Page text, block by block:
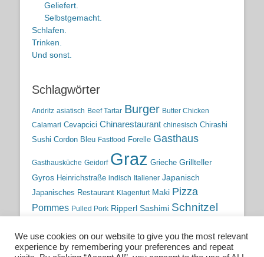
Geliefert.
Selbstgemacht.
Schlafen.
Trinken.
Und sonst.
Schlagwörter
Andritz asiatisch Beef Tartar Burger Butter Chicken
Calamari Cevapcici Chinarestaurant chinesisch Chirashi
Sushi Cordon Bleu Fastfood Forelle Gasthaus
Gasthausküche Geidorf Graz Grieche Grillteller
Gyros Heinrichstraße indisch Italiener Japanisch
Japanisches Restaurant Klagenfurt Maki Pizza
Pommes Pulled Pork Ripperl Sashimi Schnitzel
traditionelle Küche Traditionsgasthaus Vulkanland
We use cookies on our website to give you the most relevant
experience by remembering your preferences and repeat